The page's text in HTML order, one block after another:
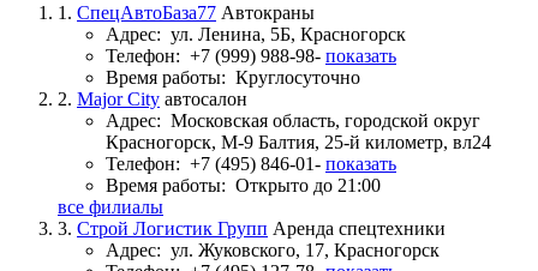
1. СпецАвтоБаза77 Автокраны
Адрес: ул. Ленина, 5Б, Красногорск
Телефон: +7 (999) 988-98- показать
Время работы: Круглосуточно
2. Major City автосалон
Адрес: Московская область, городской округ
Красногорск, М-9 Балтия, 25-й километр, вл24
Телефон: +7 (495) 846-01- показать
Время работы: Открыто до 21:00
все филиалы
3. Строй Логистик Групп Аренда спецтехники
Адрес: ул. Жуковского, 17, Красногорск